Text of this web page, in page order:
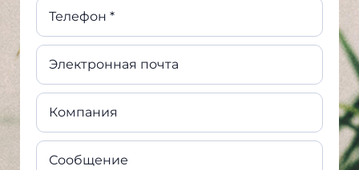
Телефон *
Электронная почта
Компания
Сообщение